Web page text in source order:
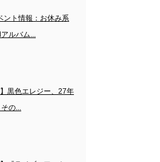
ント情報：お休み系
ルバム...
】黒色エレジー、27年
の...